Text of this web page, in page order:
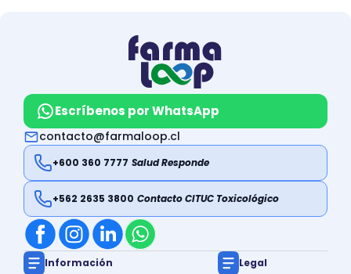
Escríbenos por WhatsApp
contacto@farmaloop.cl
+600 360 7777 Salud Responde
+562 2635 3800 Contacto CITUC Toxicológico
Información Legal